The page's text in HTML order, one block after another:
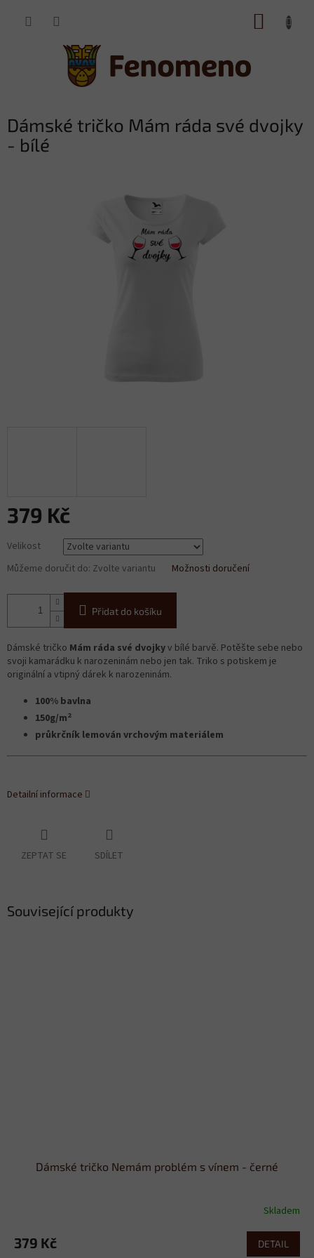
Dámské tričko Mám ráda své dvojky
- bílé
379 Kč
cena:
Velikost
Můžeme doručit do: Zvolte variantu Možnosti doručení
Přidat do košíku
Dámské tričko Mám ráda své dvojkyv bílé barvě. Potěšte sebe nebo
svoji kamarádku k narozeninám nebo jen tak. Triko s potiskem je
originální a vtipný dárek k narozeninám.
100% bavlna
150g/m2
průkrčník lemován vrchovým materiálem
Detailní informace
ZEPTAT SE SDÍLET
Související produkty
Dámské tričko Nemám problém s vínem - černé
Skladem
379 Kč DETAIL